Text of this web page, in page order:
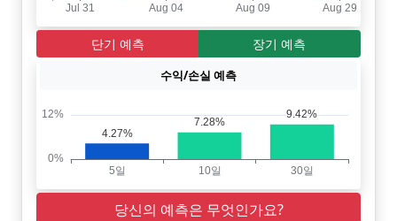
단기 예측 장기 예측
수익/손실 예측
당신의 예측은 무엇인가요?